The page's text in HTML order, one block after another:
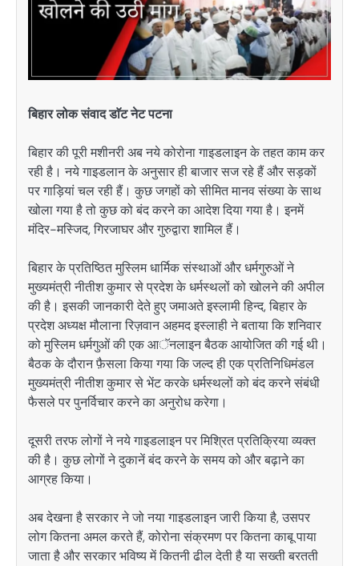
बिहार लोक संवाद डाॅट नेट पटना
बिहार की पूरी मशीनरी अब नये कोरोना गाइडलाइन के तहत काम कर
रही है। नये गाइडलान के अनुसार ही बाजार सज रहे हैं और सड़कों
पर गाड़ियां चल रही हैं। कुछ जगहों को सीमित मानव संख्या के साथ
खोला गया है तो कुछ को बंद करने का आदेश दिया गया है। इनमें
मंदिर-मस्जिद, गिरजाघर और गुरुद्वारा शामिल हैं।
बिहार के प्रतिष्ठित मुस्लिम धार्मिक संस्थाओं और धर्मगुरुओं ने
मुख्यमंत्री नीतीश कुमार से प्रदेश के धर्मस्थलों को खोलने की अपील
की है। इसकी जानकारी देते हुए जमाअते इस्लामी हिन्द, बिहार के
प्रदेश अध्यक्ष मौलाना रिज़वान अहमद इस्लाही ने बताया कि शनिवार
को मुस्लिम धर्मगुओं की एक आॅनलाइन बैठक आयोजित की गई थी।
बैठक के दौरान फ़ैसला किया गया कि जल्द ही एक प्रतिनिधिमंडल
मुख्यमंत्री नीतीश कुमार से भेंट करके धर्मस्थलों को बंद करने संबंधी
फैसले पर पुनर्विचार करने का अनुरोध करेगा।
दूसरी तरफ लोगों ने नये गाइडलाइन पर मिश्रित प्रतिक्रिया व्यक्त
की है। कुछ लोगों ने दुकानें बंद करने के समय को और बढ़ाने का
आग्रह किया।
अब देखना है सरकार ने जो नया गाइडलाइन जारी किया है, उसपर
लोग कितना अमल करते हैं, कोरोना संक्रमण पर कितना काबू पाया
जाता है और सरकार भविष्य में कितनी ढील देती है या सख्ती बरतती